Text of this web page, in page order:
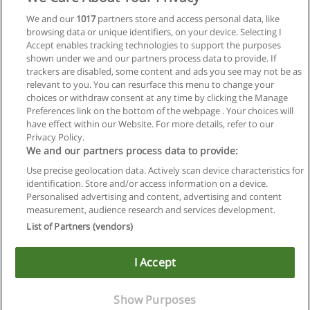
Pós-graduação em Relação com Investidores
Universidade São Marcos
Solicitar informações
Regras de uso
Privacidade de dados
Entrar em contato com Educaedu
Copyright © Educaedu Business S.L. - CIF : B-95610580: -
We and our 1017partners store and access personal data, like
browsing data or unique identifiers, on your device. Selecting I
Accept enables tracking technologies to support the purposes
shown under we and our partners process data to provide. If
trackers are disabled, some content and ads you see may not be as
relevant to you. You can resurface this menu to change your
choices or withdraw consent at any time by clicking the Manage
Preferences link on the bottom of the webpage . Your choices will
have effect within our Website. For more details, refer to our
Privacy Policy.
We and our partners process data to provide:
Use precise geolocation data. Actively scan device characteristics for
identification. Store and/or access information on a device.
Personalised advertising and content, advertising and content
measurement, audience research and services development.
List of Partners (vendors)
I Accept
Show Purposes